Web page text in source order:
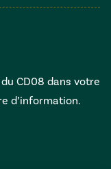
CD08 dans votre
d’information.